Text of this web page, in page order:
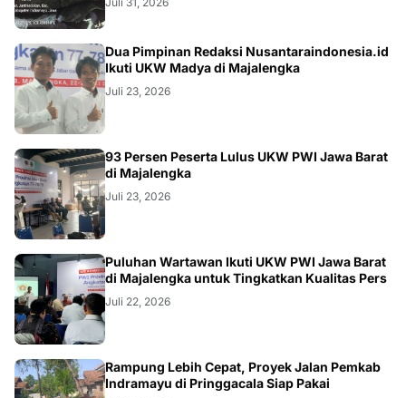
Dua Pimpinan Redaksi Nusantaraindonesia.id
Ikuti UKW Madya di Majalengka
Juli 23, 2026
93 Persen Peserta Lulus UKW PWI Jawa Barat
di Majalengka
Juli 23, 2026
Puluhan Wartawan Ikuti UKW PWI Jawa Barat
di Majalengka untuk Tingkatkan Kualitas Pers
Juli 22, 2026
LOKAL
Rampung Lebih Cepat, Proyek Jalan Pemkab
Indramayu di Pringgacala Siap Pakai